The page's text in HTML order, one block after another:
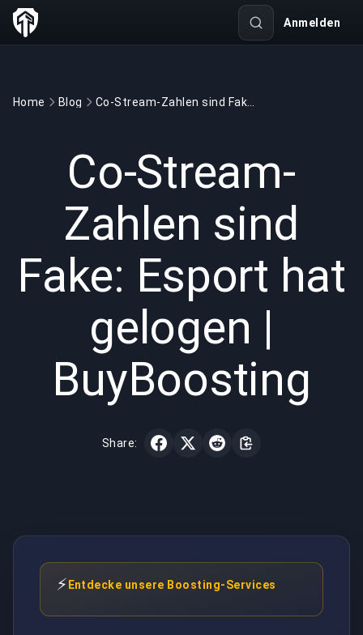
Anmelden
Home Blog
Co-Stream-
Zahlen sind
Fake: Esport hat
gelogen |
BuyBoosting
Share:
⚡ Entdecke unsere Boosting-Services